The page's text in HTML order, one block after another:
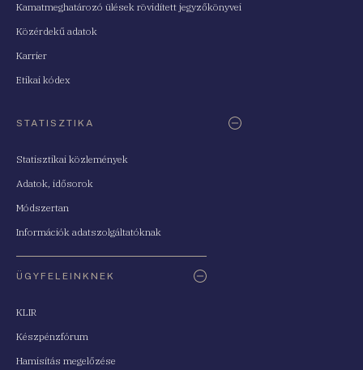
Kamatmeghatározó ülések rövidített jegyzőkönyvei
Közérdekű adatok
Karrier
Etikai kódex
STATISZTIKA
Statisztikai közlemények
Adatok, idősorok
Módszertan
Információk adatszolgáltatóknak
ÜGYFELEINKNEK
KLIR
Készpénzfórum
Hamisítás megelőzése